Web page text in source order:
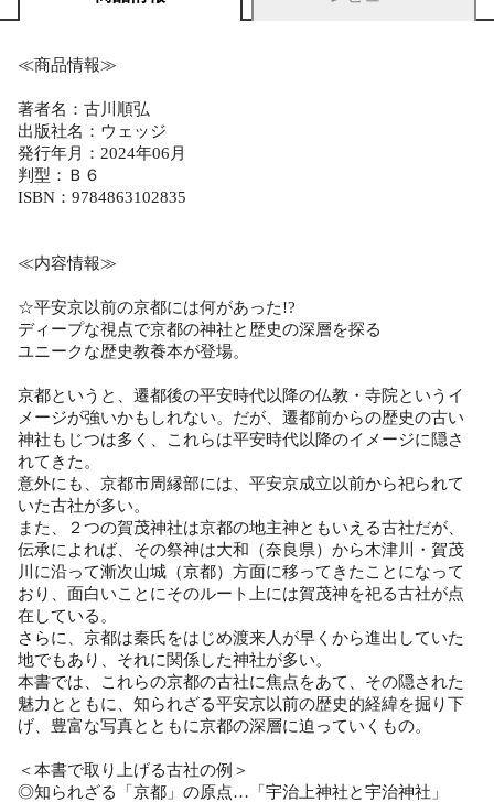
≪商品情報≫
著者名：古川順弘
出版社名：ウェッジ
発行年月：2024年06月
判型：Ｂ６
ISBN：9784863102835
≪内容情報≫
☆平安京以前の京都には何があった!?
ディープな視点で京都の神社と歴史の深層を探る
ユニークな歴史教養本が登場。
京都というと、遷都後の平安時代以降の仏教・寺院というイ
メージが強いかもしれない。だが、遷都前からの歴史の古い
神社もじつは多く、これらは平安時代以降のイメージに隠さ
れてきた。
意外にも、京都市周縁部には、平安京成立以前から祀られて
いた古社が多い。
また、２つの賀茂神社は京都の地主神ともいえる古社だが、
伝承によれば、その祭神は大和（奈良県）から木津川・賀茂
川に沿って漸次山城（京都）方面に移ってきたことになって
おり、面白いことにそのルート上には賀茂神を祀る古社が点
在している。
さらに、京都は秦氏をはじめ渡来人が早くから進出していた
地でもあり、それに関係した神社が多い。
本書では、これらの京都の古社に焦点をあて、その隠された
魅力とともに、知られざる平安京以前の歴史的経緯を掘り下
げ、豊富な写真とともに京都の深層に迫っていくもの。
＜本書で取り上げる古社の例＞
◎知られざる「京都」の原点…「宇治上神社と宇治神社」